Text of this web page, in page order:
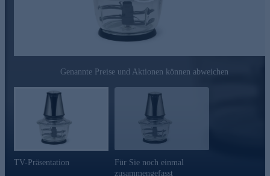
Genannte Preise und Aktionen können abweichen
TV-Präsentation
Für Sie noch einmal
zusammengefasst